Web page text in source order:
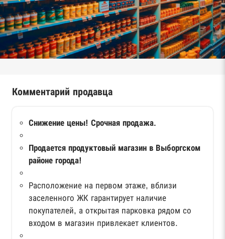
Комментарий продавца
Снижение цены! Срочная продажа.
Продается продуктовый магазин в Выборгском
районе города!
Расположение на первом этаже, вблизи
заселенного ЖК гарантирует наличие
покупателей, а открытая парковка рядом со
входом в магазин привлекает клиентов.